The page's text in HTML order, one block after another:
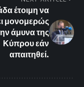
έτοιμη να
μονομερώς
άμυνα της
Κύπρου εάν
απαιτηθεί.